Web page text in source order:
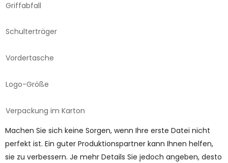
Griffabfall
Schulterträger
Vordertasche
Logo-Größe
Verpackung im Karton
Machen Sie sich keine Sorgen, wenn Ihre erste Datei nicht
perfekt ist. Ein guter Produktionspartner kann Ihnen helfen,
sie zu verbessern. Je mehr Details Sie jedoch angeben, desto